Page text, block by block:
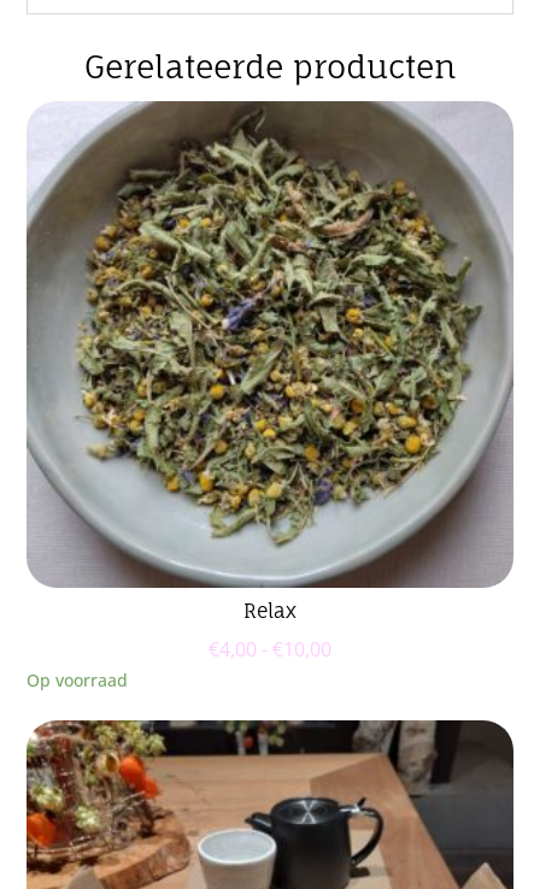
Gerelateerde producten
Relax
€4,00 -€10,00
€10,00
Op voorraad